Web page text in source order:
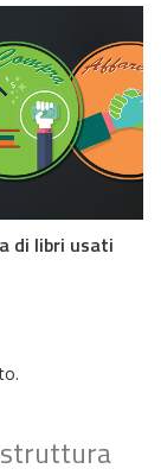
di libri usati